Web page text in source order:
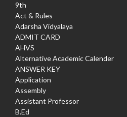
9th
Act & Rules
Adarsha Vidyalaya
ADMIT CARD
AHVS
Alternative Academic Calender
ANSWER KEY
Application
Assembly
Assistant Professor
B.Ed